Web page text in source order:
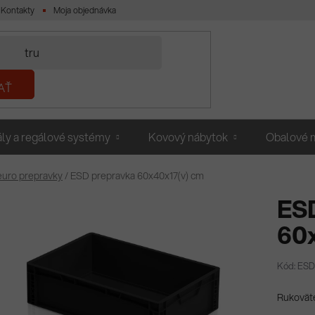
Kontakty Moja objednávka
a regálové systémy Kovový nábytok Obalové
prepravky/ ESD prepravka 60x40x17(v) cm
Kód: